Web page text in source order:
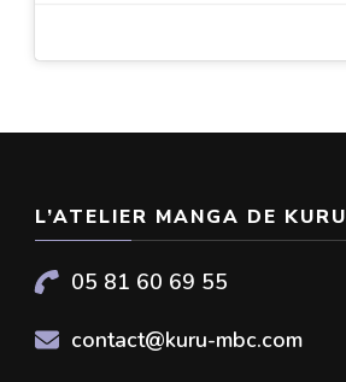
L’ATELIER MANGA DE KURU
05 81 60 69 55
contact@kuru-mbc.com